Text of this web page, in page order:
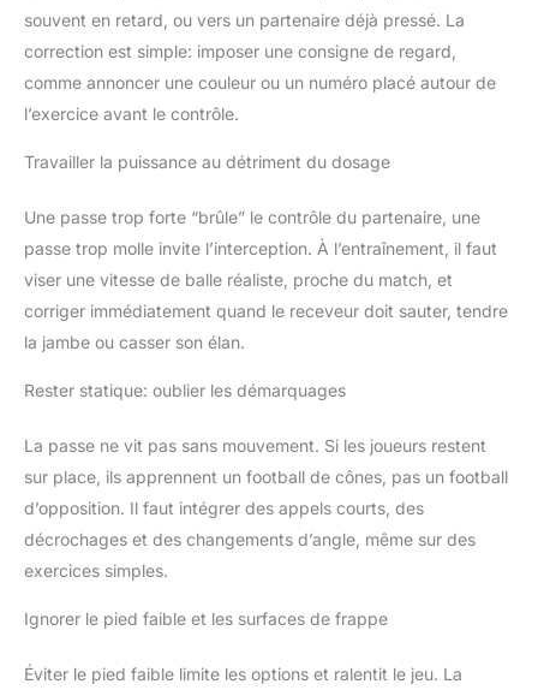
souvent en retard, ou vers un partenaire déjà pressé. La
correction est simple: imposer une consigne de regard,
comme annoncer une couleur ou un numéro placé autour de
l’exercice avant le contrôle.
Travailler la puissance au détriment du dosage
Une passe trop forte “brûle” le contrôle du partenaire, une
passe trop molle invite l’interception. À l’entraînement, il faut
viser une vitesse de balle réaliste, proche du match, et
corriger immédiatement quand le receveur doit sauter, tendre
la jambe ou casser son élan.
Rester statique: oublier les démarquages
La passe ne vit pas sans mouvement. Si les joueurs restent
sur place, ils apprennent un football de cônes, pas un football
d’opposition. Il faut intégrer des appels courts, des
décrochages et des changements d’angle, même sur des
exercices simples.
Ignorer le pied faible et les surfaces de frappe
Éviter le pied faible limite les options et ralentit le jeu. La